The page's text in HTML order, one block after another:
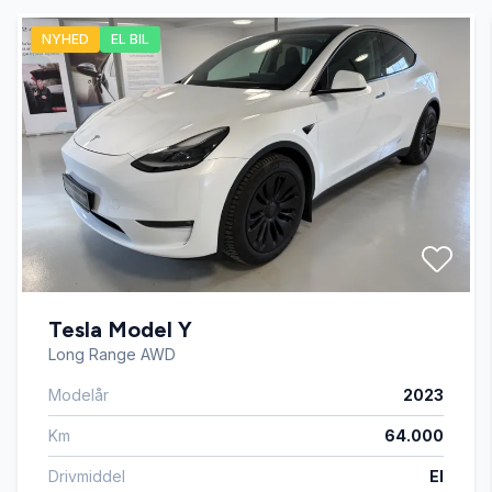
automatgear
Automatisk lys
automatisk nedblændeligt bakspejl
Automatisk start/stop
bagagerumsdækken
bakkamera
dellæder
NYHED EL BIL
Tesla Model Y
Long Range AWD
Modelår 2023
Km 64.000
Drivmiddel El